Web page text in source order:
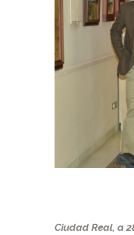
Ciudad Real, a